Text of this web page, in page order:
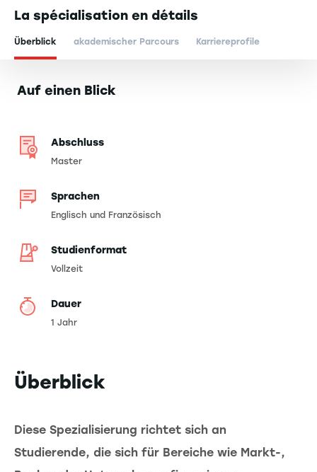
La spécialisation en détails
Überblick akademischer Parcours Karriereprofile
Auf einen Blick
Abschluss
Master
Sprachen
Englisch und Französisch
Studienformat
Vollzeit
Dauer
1 Jahr
Überblick
Diese Spezialisierung richtet sich an
Studierende, die sich für Bereiche wie Markt-,